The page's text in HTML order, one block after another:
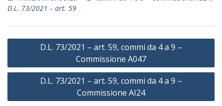
D.L. 73/2021 – art. 59
Navigazione
D.L. 73/2021 – art. 59, commi da 4 a 9 –
Commissione A047
D.L. 73/2021 – art. 59, commi da 4 a 9 –
Commissione AI24